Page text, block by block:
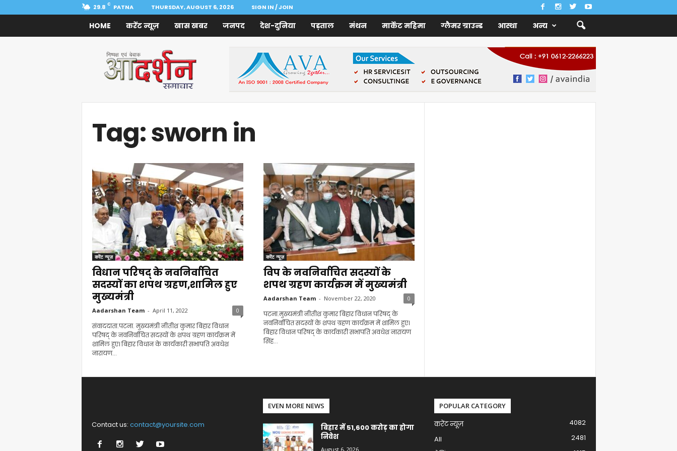
29.8 C PATNA THURSDAY, AUGUST 6, 2026 SIGN IN / JOIN
HOME करेंट न्यूज़ खास खबर जनपद देश-दुनिया पड़ताल मंथन मार्केट महिमा ग्लैमर ग्राउन्ड आस्था अन्य
Samachar
Tag: sworn in
करेंट न्यूज़
विधान परिषद् के नवनिर्वाचित
सदस्यों का शपथ ग्रहण,शामिल हुए
मुख्यमंत्री
Aadarshan Team - April 11, 2022 0
संवाददाता.पटना. मुख्यमंत्री नीतीश कुमार बिहार विधान
परिषद् के नवनिर्वाचित सदस्यों के शपथ ग्रहण कार्यक्रम में
शामिल हुए। बिहार विधान के कार्यकारी सभापति अवधेश
नारायण...
करेंट न्यूज़
विप के नवनिर्वाचित सदस्यों के
शपथ ग्रहण कार्यक्रम में मुख्यमंत्री
Aadarshan Team - November 22, 2020 0
पटना.मुख्यमंत्री नीतीश कुमार बिहार विधान परिषद् के
नवनिर्वाचित सदस्यों के शपथ ग्रहण कार्यक्रम में शामिल हुए।
बिहार विधान परिषद् के कार्यकारी सभापति अवधेश नारायण
सिंह...
Contact us: contact@yoursite.com
EVEN MORE NEWS
बिहार में 51,600 करोड़ का होगा
निवेश
August 6, 2026
POPULAR CATEGORY
करेंट न्यूज़
4082
All
2481